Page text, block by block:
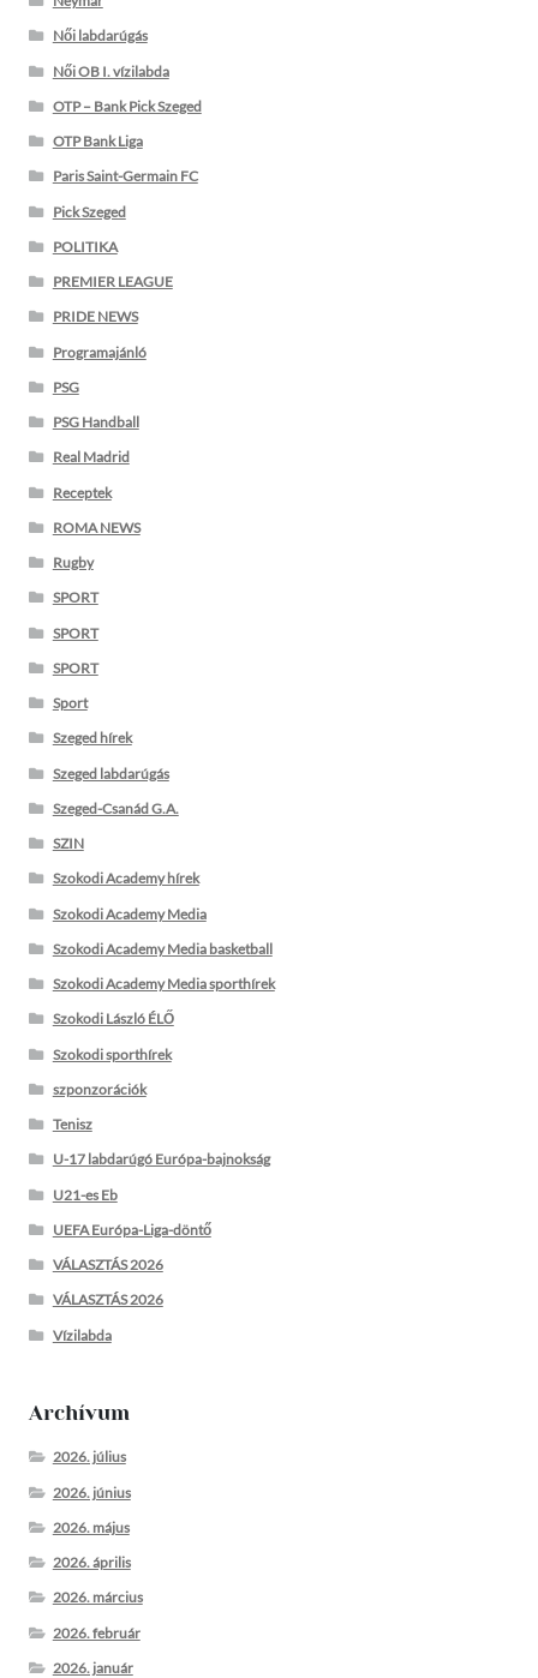
Női labdarúgás
Női OB I. vízilabda
OTP – Bank Pick Szeged
OTP Bank Liga
Paris Saint-Germain FC
Pick Szeged
POLITIKA
PREMIER LEAGUE
PRIDE NEWS
Programajánló
PSG
PSG Handball
Real Madrid
Receptek
ROMA NEWS
Rugby
SPORT
SPORT
SPORT
Sport
Szeged hírek
Szeged labdarúgás
Szeged-Csanád G.A.
SZIN
Szokodi Academy hírek
Szokodi Academy Media
Szokodi Academy Media basketball
Szokodi Academy Media sporthírek
Szokodi László ÉLŐ
Szokodi sporthírek
szponzorációk
Tenisz
U-17 labdarúgó Európa-bajnokság
U21-es Eb
UEFA Európa-Liga-döntő
VÁLASZTÁS 2026
VÁLASZTÁS 2026
Vízilabda
Archívum
2026. július
2026. június
2026. május
2026. április
2026. március
2026. február
2026. január